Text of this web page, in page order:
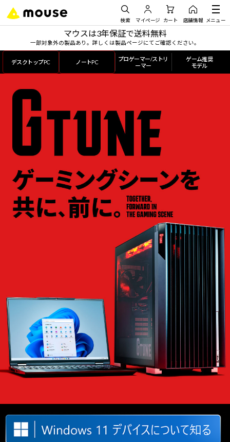
検索 マイページ カート 店舗情報 メニュー
マウスは3年保証で送料無料
一部対象外の製品あり。詳しくは製品ページにてご確認ください。
デスクトップPC ノートPC
プロゲーマー/ストリ
ーマー
ゲーム推奨
モデル